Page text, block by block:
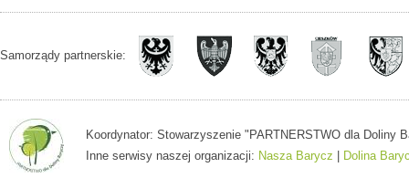
Samorządy partnerskie:
Koordynator: Stowarzyszenie "PARTNERSTWO dla
Inne serwisy naszej organizacji: Nasza Barycz Dolina